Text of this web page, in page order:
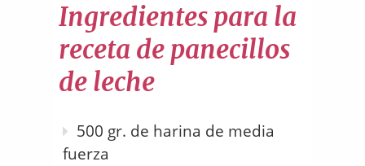
Ingredientes para la
receta de panecillos
de leche
500 gr. de harina de media
fuerza